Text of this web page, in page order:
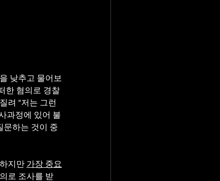
낮추고 물어보
한 혐의로 경찰
려 "저는 그런
과정에 있어 불
문하는 것이 중
지만 가장 중요
로 조사를 받